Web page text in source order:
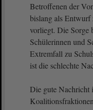
Betroffenen der
bislang als Entwurf
vorliegt. Die Sorge
Schülerinnen und
Extremfall zu
ist die schlechte
Die gute Nachricht